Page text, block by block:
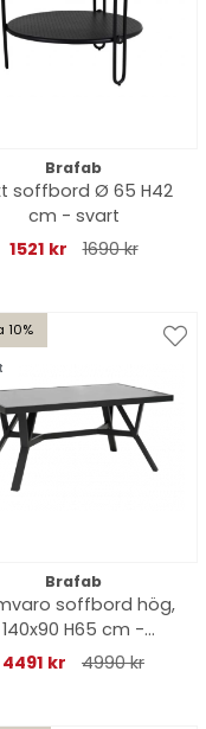
Brafab
soffbord Ø 65 H42
cm - svart
1521 kr
1690 kr
10%
Brafab
soffbord hög,
140x90 H65 cm -
antracit/glas
4491 kr 4990 kr